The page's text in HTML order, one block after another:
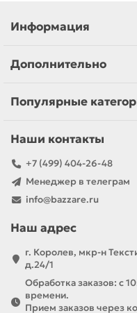
Информация
Дополнительно
Популярные
Наши контакты
+7 (499) 404-26-48
Менеджер в телеграм
info@bazzare.ru
Наш адрес
г. Королев, мкр-н
д.24/1
Обработка заказов: с
времени.
Прием заказов через